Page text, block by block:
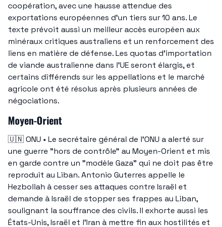
coopération, avec une hausse attendue des
exportations européennes d’un tiers sur 10 ans. Le
texte prévoit aussi un meilleur accès européen aux
minéraux critiques australiens et un renforcement des
liens en matière de défense. Les quotas d’importation
de viande australienne dans l’UE seront élargis, et
certains différends sur les appellations et le marché
agricole ont été résolus après plusieurs années de
négociations.
Moyen-Orient
🇺🇳 ONU • Le secrétaire général de l’ONU a alerté sur
une guerre "hors de contrôle" au Moyen-Orient et mis
en garde contre un "modèle Gaza" qui ne doit pas être
reproduit au Liban. Antonio Guterres appelle le
Hezbollah à cesser ses attaques contre Israël et
demande à Israël de stopper ses frappes au Liban,
soulignant la souffrance des civils. Il exhorte aussi les
États-Unis, Israël et l’Iran à mettre fin aux hostilités et